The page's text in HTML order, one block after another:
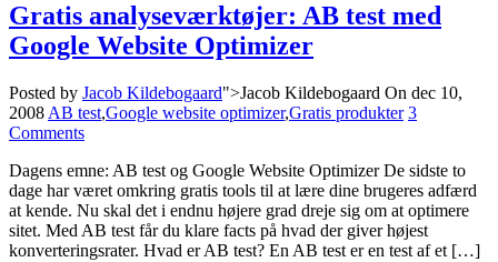
Gratis analyseværktøjer: AB test med
Google Website Optimizer
Posted by Jacob Kildebogaard">Jacob Kildebogaard On dec 10,
2008 AB test,Google website optimizer,Gratis produkter 3
Comments
Dagens emne: AB test og Google Website Optimizer De sidste to
dage har været omkring gratis tools til at lære dine brugeres adfærd
at kende. Nu skal det i endnu højere grad dreje sig om at optimere
sitet. Med AB test får du klare facts på hvad der giver højest
konverteringsrater. Hvad er AB test? En AB test er en test af et […]